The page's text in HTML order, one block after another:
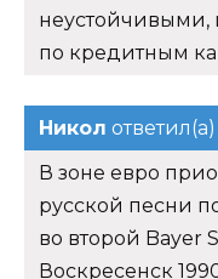
неустойчивыми,
по кредитным
Никол ответил(а)
В зоне евро
русской песни
во второй Bayer
Воскресенск